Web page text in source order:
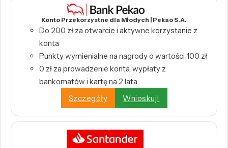
Konto Przekorzystne dla Młodych | Pekao S.A.
Do 200 zł za otwarcie i aktywne korzystanie z
konta
Punkty wymienialne na nagrody o wartości 100 zł
0 zł za prowadzenie konta, wypłaty z
bankomatów i kartę na 2 lata
Szczegóły
Wnioskuj!